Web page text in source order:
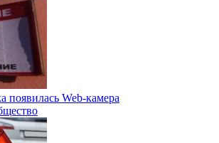
появилась Web-камера